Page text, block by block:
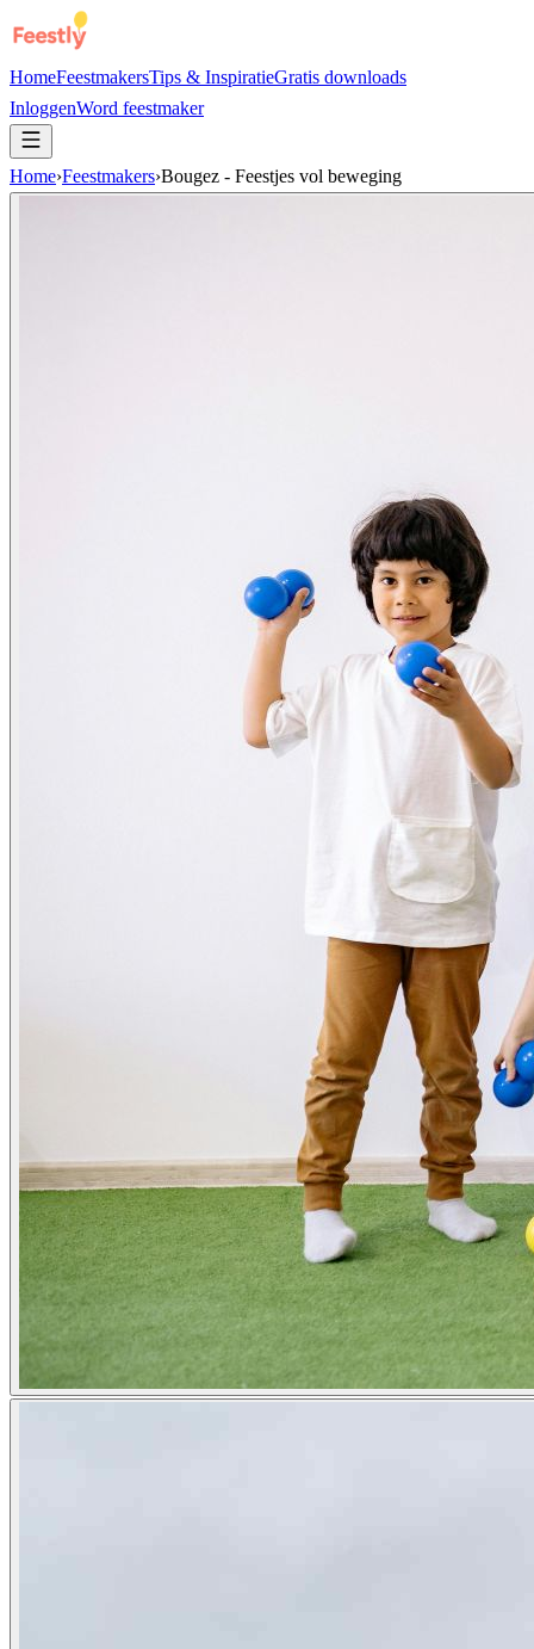
HomeFeestmakersTips & InspiratieGratis downloads
InloggenWord feestmaker
Home›Feestmakers›Bougez - Feestjes vol beweging